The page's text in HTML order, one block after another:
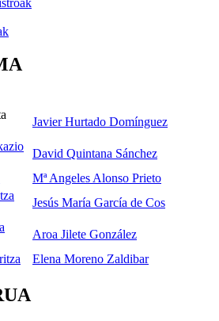
Javier Hurtado Domínguez
David Quintana Sánchez
Mª Angeles Alonso Prieto
Jesús María García de Cos
Aroa Jilete González
Elena Moreno Zaldibar